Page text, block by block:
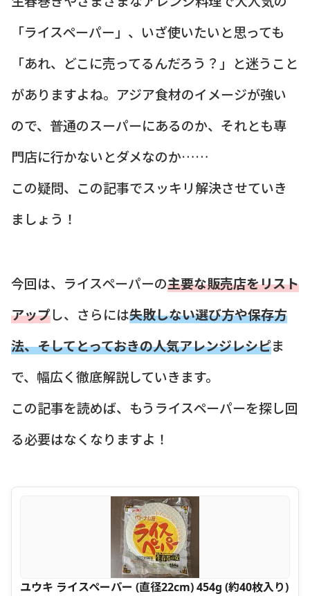
「ライスペーパー」、いざ使いたいと思っても
「あれ、どこに売ってるんだろう？」と迷うこと
がありますよね。アジア食材のイメージが強い
ので、普通のスーパーにあるのか、それとも専
門店に行かないとダメなのか……
この疑問、この記事でスッキリ解決させていき
ましょう！
今回は、ライスペーパーの主要な販売店をリスト
アップし、さらには失敗しない選び方や保存方
法、そしてとっておきの人気アレンジレシピま
で、幅広く徹底解説していきます。
この記事を読めば、もうライスペーパーを探し回
る必要はなくなりますよ！
ユウキ ライスペーパー (直径22cm) 454g (約40枚入り)